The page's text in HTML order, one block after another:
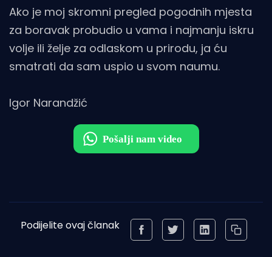
Ako je moj skromni pregled pogodnih mjesta
za boravak probudio u vama i najmanju iskru
volje ili želje za odlaskom u prirodu, ja ću
smatrati da sam uspio u svom naumu.
Igor Narandžić
Podijelite ovaj članak